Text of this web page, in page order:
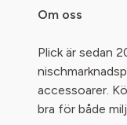
Om oss
Plick är sedan
accessoarer.
bra för både